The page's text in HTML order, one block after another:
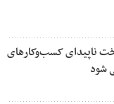
ناپیدای کسب‌وکارهای
شود